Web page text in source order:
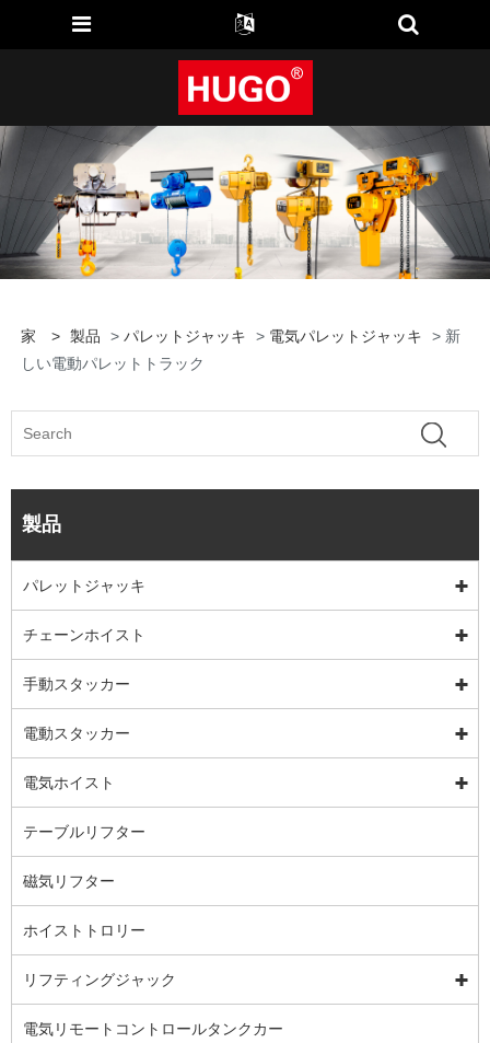
家 > 製品 > パレットジャッキ > 電気パレットジャッキ
> 新
しい電動パレットトラック
製品
パレットジャッキ
チェーンホイスト
手動スタッカー
電動スタッカー
電気ホイスト
テーブルリフター
磁気リフター
ホイストトロリー
リフティングジャック
電気リモートコントロールタンクカー